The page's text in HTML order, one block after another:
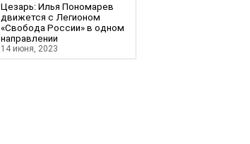
Цезарь: Илья Пономарев
движется с Легионом
«Свобода России» в одном
направлении
14 июня, 2023